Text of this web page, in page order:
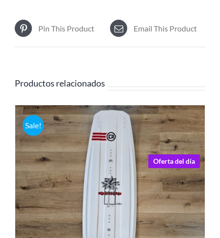
la
Pin This Product Email This Product
Productos relacionados
Sale!
Oferta del día